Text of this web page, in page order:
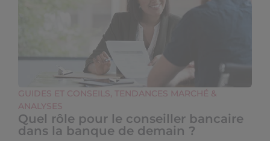
GUIDES ET CONSEILS, TENDANCES MARCHÉ &
ANALYSES
Quel rôle pour le conseiller bancaire
dans la banque de demain ?